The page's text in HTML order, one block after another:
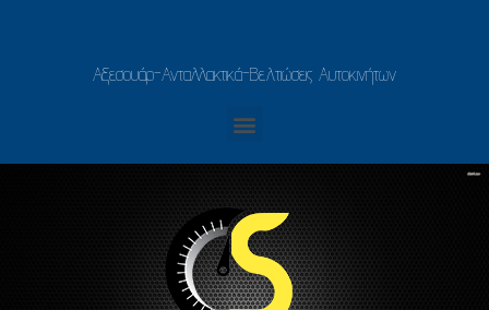
Αξεσουάρ-Ανταλλακτικά-Βελτιώσεις Αυτοκινήτων